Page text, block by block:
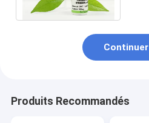
Continuer
Produits Recommandés